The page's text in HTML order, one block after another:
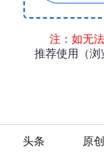
头条 原创